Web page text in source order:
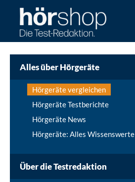
Alles über Hörgeräte
Hörgeräte vergleichen
Hörgeräte Testberichte
Hörgeräte News
Hörgeräte: Alles Wissenswerte
Über die Testredaktion